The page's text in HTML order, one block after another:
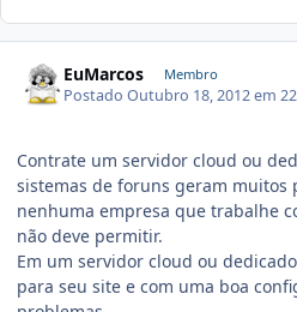
EuMarcos Membro
PostadoOutubro 18, 2012 em
Contrate um servidor cloud ou
sistemas de foruns geram muitos
nenhuma empresa que trabalhe
não deve permitir.
Em um servidor cloud ou
para seu site e com uma boa